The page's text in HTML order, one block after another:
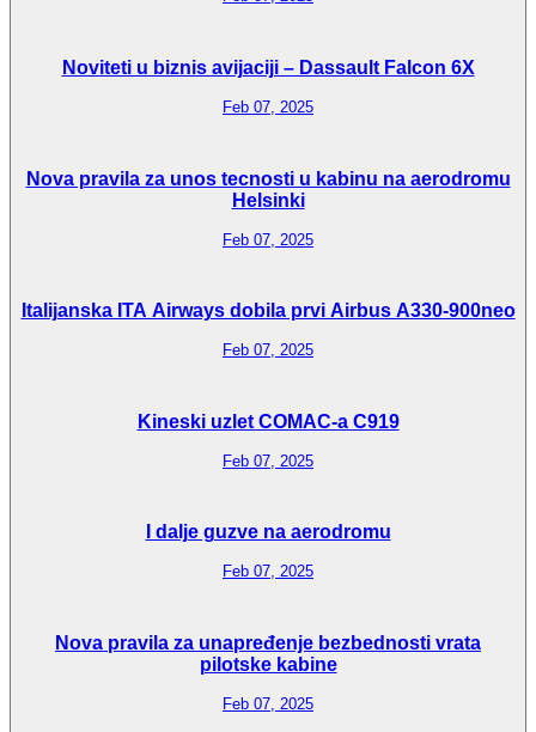
Noviteti u biznis avijaciji – Dassault Falcon 6X
Feb 07, 2025
Nova pravila za unos tecnosti u kabinu na aerodromu
Helsinki
Feb 07, 2025
Italijanska ITA Airways dobila prvi Airbus A330-900neo
Feb 07, 2025
Kineski uzlet COMAC-a C919
Feb 07, 2025
I dalje guzve na aerodromu
Feb 07, 2025
Nova pravila za unapređenje bezbednosti vrata
pilotske kabine
Feb 07, 2025